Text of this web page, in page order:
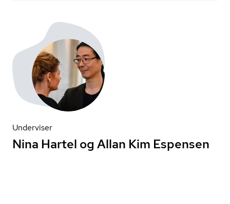
Underviser
Nina Hartel og Allan Kim Espensen